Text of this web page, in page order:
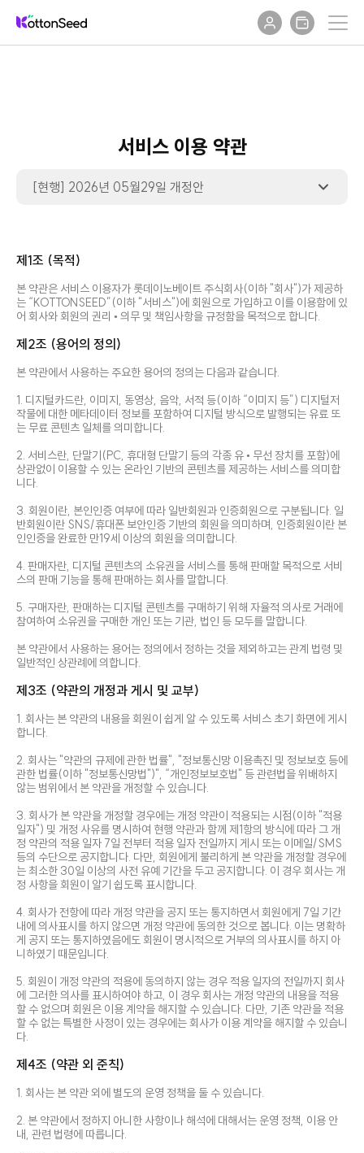
서비스 이용 약관
[현행] 2026년 05월29일 개정안
제1조 (목적)
본 약관은 서비스 이용자가 롯데이노베이트 주식회사(이하 "회사")가 제공하
는 “KOTTONSEED”(이하 "서비스")에 회원으로 가입하고 이를 이용함에 있
어 회사와 회원의 권리 • 의무 및 책임사항을 규정함을 목적으로 합니다.
제2조 (용어의 정의)
본 약관에서 사용하는 주요한 용어의 정의는 다음과 같습니다.
1. 디지털카드란, 이미지, 동영상, 음악, 서적 등(이하 “이미지 등”) 디지털저
작물에 대한 메타데이터 정보를 포함하여 디지털 방식으로 발행되는 유료 또
는 무료 콘텐츠 일체를 의미합니다.
2. 서비스란, 단말기(PC, 휴대형 단말기 등의 각종 유 • 무선 장치를 포함)에
상관없이 이용할 수 있는 온라인 기반의 콘텐츠를 제공하는 서비스를 의미합
니다.
3. 회원이란, 본인인증 여부에 따라 일반회원과 인증회원으로 구분됩니다. 일
반회원이란 SNS/휴대폰 보안인증 기반의 회원을 의미하며, 인증회원이란 본
인인증을 완료한 만19세 이상의 회원을 의미합니다.
4. 판매자란, 디지털 콘텐츠의 소유권을 서비스를 통해 판매할 목적으로 서비
스의 판매 기능을 통해 판매하는 회사를 말합니다.
5. 구매자란, 판매하는 디지털 콘텐츠를 구매하기 위해 자율적 의사로 거래에
참여하여 소유권을 구매한 개인 또는 기관, 법인 등 모두를 말합니다.
본 약관에서 사용하는 용어는 정의에서 정하는 것을 제외하고는 관계 법령 및
일반적인 상관례에 의합니다.
제3조 (약관의 개정과 게시 및 교부)
1. 회사는 본 약관의 내용을 회원이 쉽게 알 수 있도록 서비스 초기 화면에 게시
합니다.
2. 회사는 "약관의 규제에 관한 법률", "정보통신망 이용촉진 및 정보보호 등에
관한 법률(이하 "정보통신망법")", “개인정보보호법" 등 관련법을 위배하지
않는 범위에서 본 약관을 개정할 수 있습니다.
3. 회사가 본 약관을 개정할 경우에는 개정 약관이 적용되는 시점(이하 "적용
일자") 및 개정 사유를 명시하여 현행 약관과 함께 제1항의 방식에 따라 그 개
정 약관의 적용 일자 7일 전부터 적용 일자 전일까지 게시 또는 이메일/SMS
등의 수단으로 공지합니다. 다만, 회원에게 불리하게 본 약관을 개정할 경우에
는 최소한 30일 이상의 사전 유예 기간을 두고 공지합니다. 이 경우 회사는 개
정 사항을 회원이 알기 쉽도록 표시합니다.
4. 회사가 전항에 따라 개정 약관을 공지 또는 통지하면서 회원에게 7일 기간
내에 의사표시를 하지 않으면 개정 약관에 동의한 것으로 봅니다. 이는 명확하
게 공지 또는 통지하였음에도 회원이 명시적으로 거부의 의사표시를 하지 아
니하였기 때문입니다.
5. 회원이 개정 약관의 적용에 동의하지 않는 경우 적용 일자의 전일까지 회사
에 그러한 의사를 표시하여야 하고, 이 경우 회사는 개정 약관의 내용을 적용
할 수 없으며 회원은 이용 계약을 해지할 수 있습니다. 다만, 기존 약관을 적용
할 수 없는 특별한 사정이 있는 경우에는 회사가 이용 계약을 해지할 수 있습니
다.
제4조 (약관 외 준칙)
1. 회사는 본 약관 외에 별도의 운영 정책을 둘 수 있습니다.
2. 본 약관에서 정하지 아니한 사항이나 해석에 대해서는 운영 정책, 이용 안
내, 관련 법령에 따릅니다.